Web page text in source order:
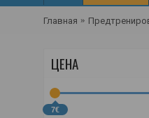
Главная
ЦЕНА
7€